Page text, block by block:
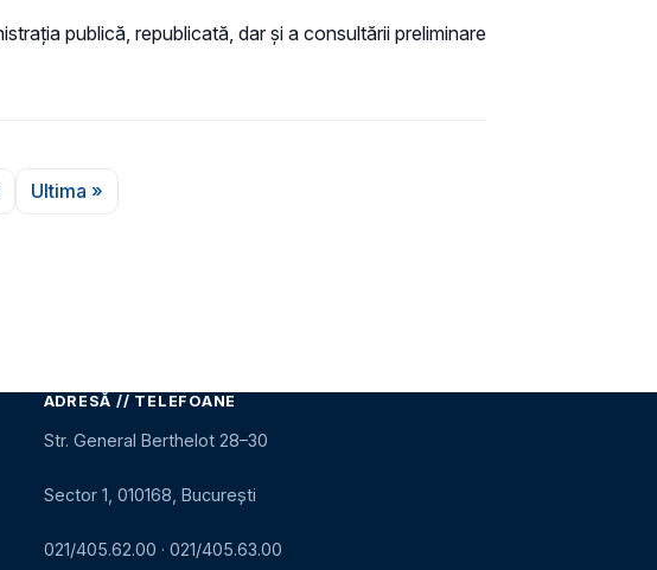
publică, republicată, dar și a consultării preliminare
Ultima pagină
Ultima »
ADRESĂ // TELEFOANE
Str. General Berthelot 28–30
Sector 1, 010168, București
021/405.62.00 · 021/405.63.00